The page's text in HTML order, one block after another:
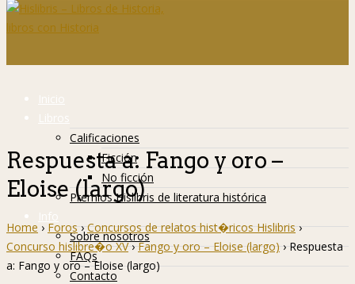
Inicio
Libros
Calificaciones
Ficción
No ficción
Premios Hislibris de literatura histórica
Info
Sobre nosotros
FAQs
Contacto
Respuesta a: Fango y oro –
Eloise (largo)
Home › Foros › Concursos de relatos hist�ricos Hislibris ›
Concurso hislibre�o XV › Fango y oro – Eloise (largo) › Respuesta
a: Fango y oro – Eloise (largo)